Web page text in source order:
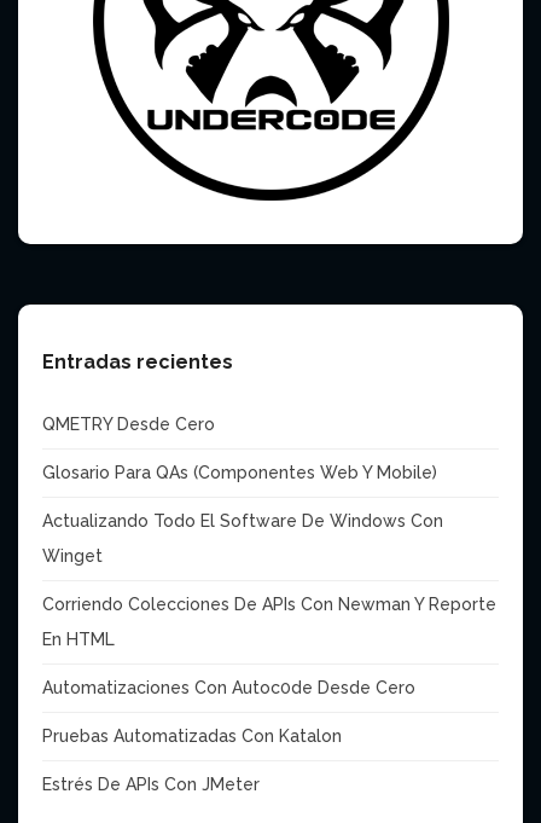
Entradas recientes
QMETRY Desde Cero
Glosario Para QAs (Componentes Web Y Mobile)
Actualizando Todo El Software De Windows Con
Winget
Corriendo Colecciones De APIs Con Newman Y Reporte
En HTML
Automatizaciones Con Autoc0de Desde Cero
Pruebas Automatizadas Con Katalon
Estrés De APIs Con JMeter